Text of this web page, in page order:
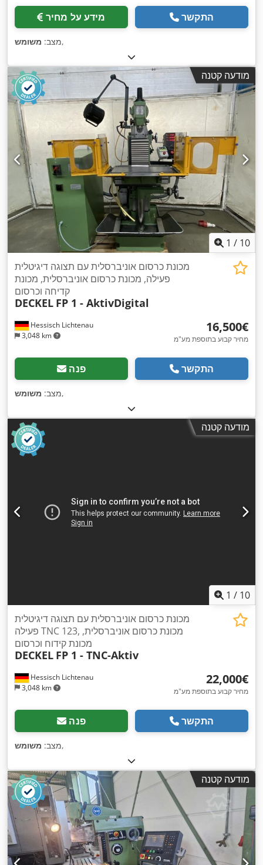
מידע על מחיר התקשר
מצב: משומש ,
מודעה קטנה
1 / 10
Hessisch Lichtenau
3,048 km
מכונת כרסום אוניברסלית עם תצוגה דיגיטלית
פעילה, מכונת כרסום אוניברסלית, מכונת
קדיחה וכרסום
DECKEL FP 1 - AktivDigital
‏16,500 ‏€
מחיר קבוע בתוספת מע"מ
פנה התקשר
מצב: משומש ,
מודעה קטנה
1 / 10
Hessisch Lichtenau
3,048 km
מכונת כרסום אוניברסלית עם תצוגה דיגיטלית
פעילה TNC 123, מכונת כרסום אוניברסלית,
מכונת קידוח וכרסום
DECKEL FP 1 - TNC-Aktiv
‏22,000 ‏€
מחיר קבוע בתוספת מע"מ
פנה התקשר
מצב: משומש ,
מודעה קטנה